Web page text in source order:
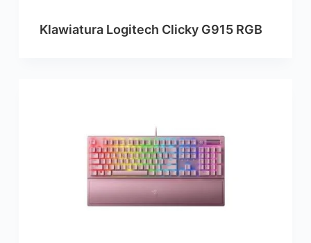
Klawiatura Logitech Clicky G915 RGB